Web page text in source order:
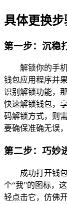
具体更换步
第一步：沉稳
解锁你的手
钱包应用程序并
识别解锁功能，
快速解锁钱包，
码解锁方式，则
要确保准确无误
第二步：巧妙
成功打开钱
个“我”的图标，
轻点击它，仿佛